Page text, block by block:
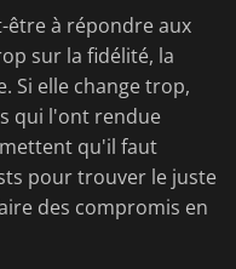
être à répondre aux
sur la fidélité, la
Si elle change trop,
qui l'ont rendue
qu'il faut
pour trouver le juste
des compromis en